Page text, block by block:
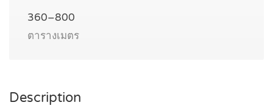
360–800
ตารางเมตร
Description